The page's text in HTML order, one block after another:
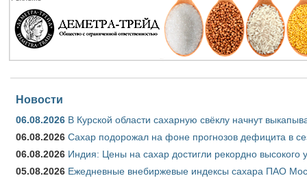
Новости
06.08.2026 В Курской области сахарную свёклу начнут
06.08.2026 Сахар подорожал на фоне прогнозов дефицита в
06.08.2026 Индия: Цены на сахар достигли рекордно высокого
05.08.2026 Ежедневные внебиржевые индексы сахара ПАО